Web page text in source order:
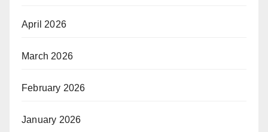
April 2026
March 2026
February 2026
January 2026